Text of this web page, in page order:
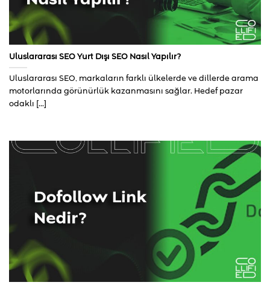
Uluslararası SEO Yurt Dışı SEO Nasıl Yapılır?
Uluslararası SEO, markaların farklı ülkelerde ve dillerde arama
motorlarında görünürlük kazanmasını sağlar. Hedef pazar
odaklı [...]